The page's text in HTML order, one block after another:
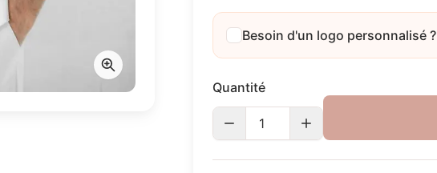
Besoin d'un logo personnalisé ?
Quantité